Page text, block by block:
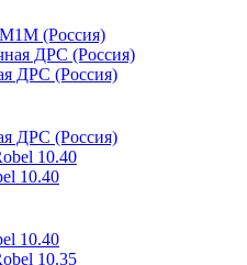
(Россия)
ДРС (Россия)
ДРС (Россия)
10.40
10.40